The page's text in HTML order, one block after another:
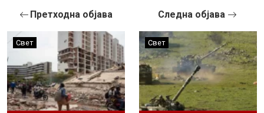
Претходна објава
Свет
Следна објава
Свет